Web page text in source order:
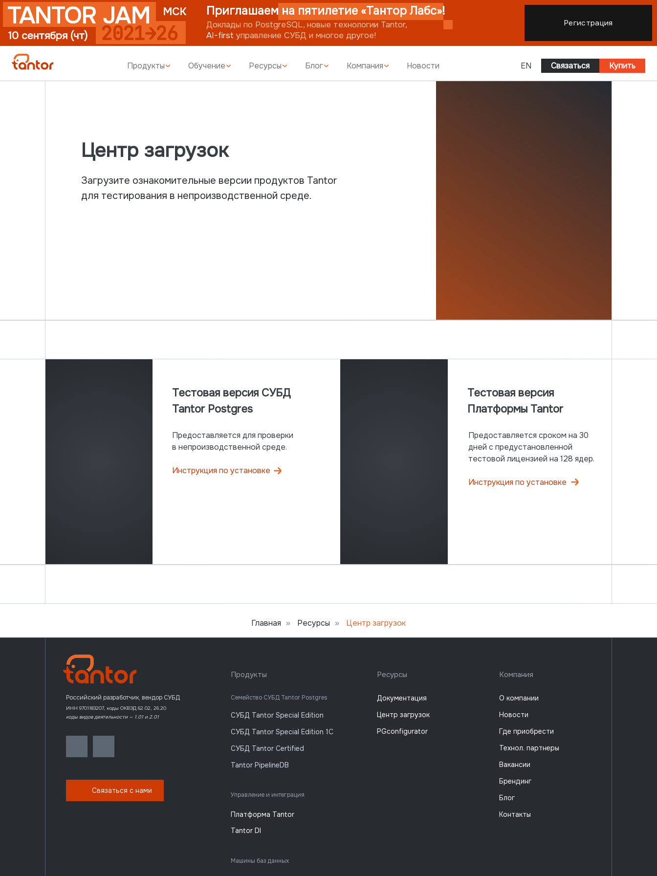
TANTOR JAM
2021→26
Доклады по PostgreSQL, новые технологии Tantor,
AI-firstуправление СУБД и многое другое!
10 сентября (чт)
МСК Приглашаем на пятилетие «Тантор Лабс»!
Продукты Обучение Ресурсы Блог Компания Новости EN Связаться Купить
Загрузите ознакомительные версии продуктов Tantor
для тестирования в непроизводственной среде.
Центр загрузок
Предоставляется сроком на 30
дней с предустановленной
тестовой лицензией на 128 ядер.
Инструкция по установке
Предоставляется для проверки
в непроизводственной среде.
Инструкция по установке
Тестовая версия
Платформы Tantor
Тестовая версия СУБД
Tantor Postgres
Главная » Ресурсы » Центр загрузок
Продукты
Семейство СУБД Tantor Postgres
Управление и интеграция
Машины баз данных
Ресурсы
Российский разработчик, вендор СУБД
ИНН 9701183207, коды ОКВЭД 62.02, 26.20
коды видов деятельности — 1.01 и 2.01
Компания
СУБД Tantor Special Edition
СУБД Tantor Special Edition 1C
СУБД Tantor Certified
Tantor PipelineDB
Платформа Tantor
Tantor DI
Связаться с нами
Центр загрузок
PGconfigurator
О компании
Новости
Где приобрести
Вакансии
Брендинг
Технол. партнеры
Блог
Контакты
Документация